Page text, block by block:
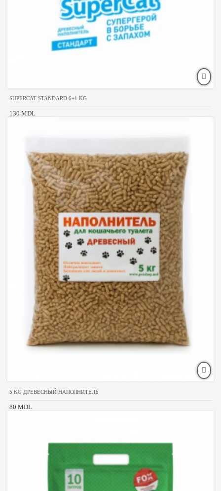
SUPERCAT STANDARD 6+1 KG
130 MDL
5 KG ДРЕВЕСНЫЙ НАПОЛНИТЕЛЬ
80 MDL